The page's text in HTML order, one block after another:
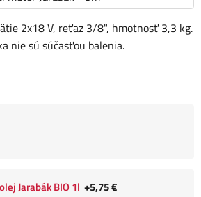
2x18 V, reťaz 3/8", hmotnosť 3,3 kg.
nie sú súčasťou balenia.
Jarabák BIO 1l +5,75 €